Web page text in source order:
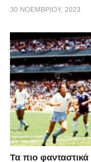
30 ΝΟΕΜΒΡΊΟΥ, 2023
Τα πιο φανταστικά